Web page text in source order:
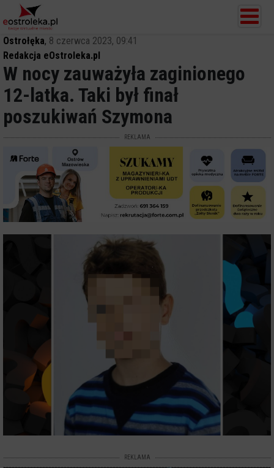
Ostrołęka, 8 czerwca 2023, 09:41
Redakcja eOstroleka.pl
W nocy zauważyła zaginionego
12-latka. Taki był finał
poszukiwań Szymona
REKLAMA
REKLAMA